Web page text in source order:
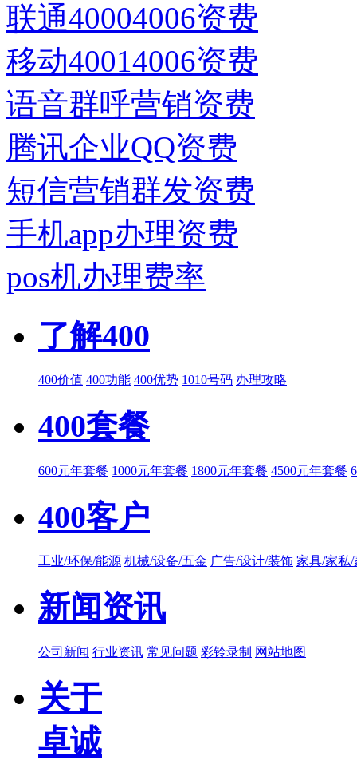
联通40004006资费
移动40014006资费
语音群呼营销资费
腾讯企业QQ资费
短信营销群发资费
手机app办理资费
pos机办理费率
了解400
400价值 400功能 400优势 1010号码 办理攻略
400套餐
600元年套餐 1000元年套餐 1800元年套餐 4500元年套餐
400客户
工业/环保/能源 机械/设备/五金 广告/设计/装饰 家具/家私/
新闻资讯
公司新闻 行业资讯 常见问题 彩铃录制 网站地图
关于
卓诚